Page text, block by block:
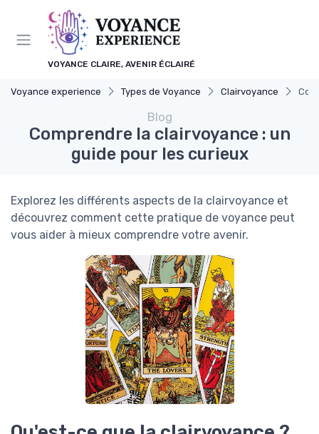
VOYANCE CLAIRE, AVENIR ÉCLAIRÉ
Voyance experience Types de Voyance Clairvoyance
Blog
Comprendre la clairvoyance : un
guide pour les curieux
Explorez les différents aspects de la clairvoyance et
découvrez comment cette pratique de voyance peut
vous aider à mieux comprendre votre avenir.
Panneau de gestion des cookies